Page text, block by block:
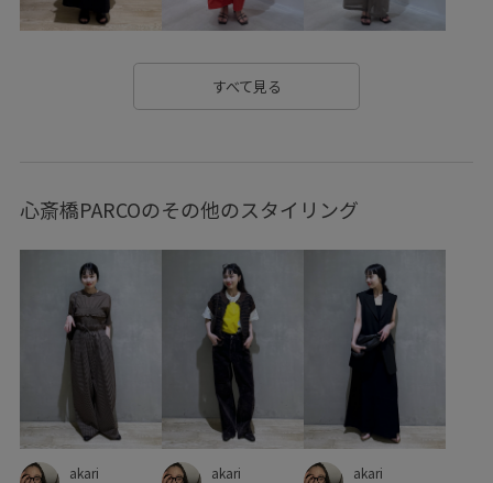
すべて見る
心斎橋PARCOのその他のスタイリング
akari
akari
akari